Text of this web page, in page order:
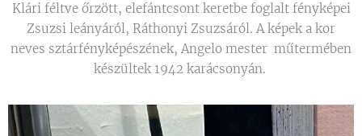
Klári féltve őrzött, elefántcsont keretbe foglalt fényképei
Zsuzsi leányáról, Ráthonyi Zsuzsáról. A képek a kor
neves sztárfényképészének, Angelo mester műtermében
készültek 1942 karácsonyán.